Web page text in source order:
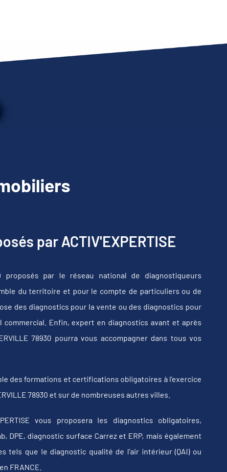
par ACTIV'EXPERTISE
proposés par le réseau national de diagnostiqueurs
du territoire et pour le compte de particuliers ou de
des diagnostics pour la vente ou des diagnostics pour
Enfin, expert en diagnostics avant et après
78930 pourra vous accompagner dans tous vos
des formations et certifications obligatoires à l'exercice
78930 et sur de nombreuses autres villes.
vous proposera les diagnostics obligatoires,
diagnostic surface Carrez et ERP, mais également
tels que le diagnostic qualité de l'air intérieur (QAI) ou
FRANCE.